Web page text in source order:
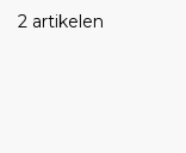
2 artikelen